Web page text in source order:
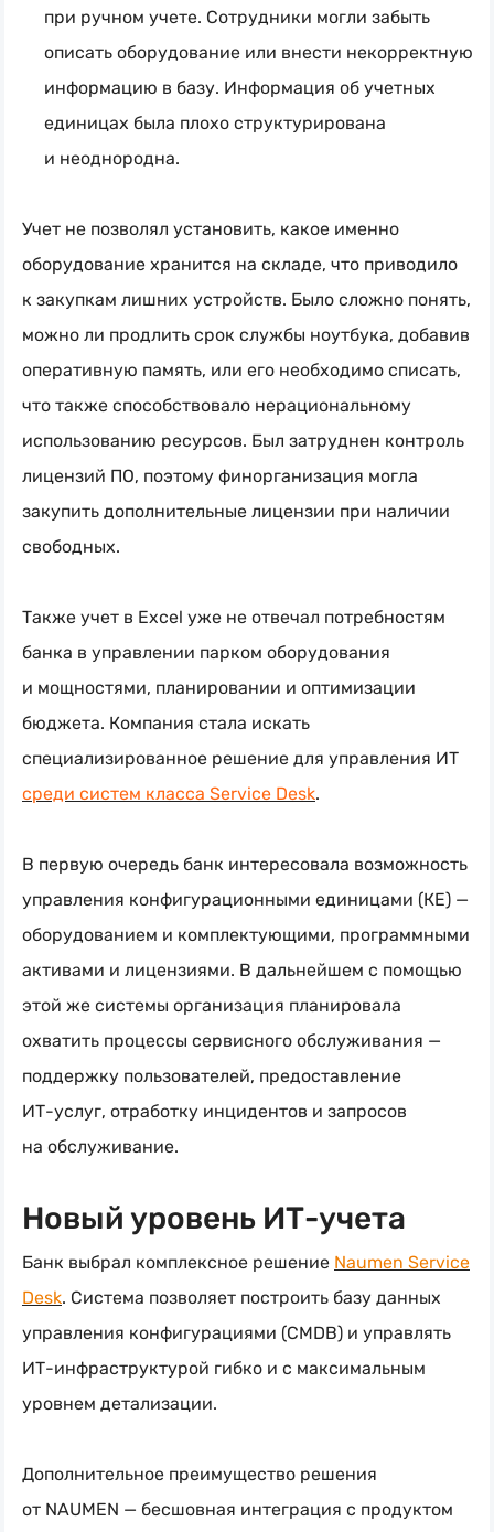
при ручном учете. Сотрудники могли забыть
описать оборудование или внести некорректную
информацию в базу. Информация об учетных
единицах была плохо структурирована
и неоднородна.
Учет не позволял установить, какое именно
оборудование хранится на складе, что приводило
к закупкам лишних устройств. Было сложно понять,
можно ли продлить срок службы ноутбука, добавив
оперативную память, или его необходимо списать,
что также способствовало нерациональному
использованию ресурсов. Был затруднен контроль
лицензий ПО, поэтому финорганизация могла
закупить дополнительные лицензии при наличии
свободных.
Также учет в Excel уже не отвечал потребностям
банка в управлении парком оборудования
и мощностями, планировании и оптимизации
бюджета. Компания стала искать
специализированное решение для управления ИТ
среди систем класса Service Desk.
В первую очередь банк интересовала возможность
управления конфигурационными единицами (КЕ) —
оборудованием и комплектующими, программными
активами и лицензиями. В дальнейшем с помощью
этой же системы организация планировала
охватить процессы сервисного обслуживания —
поддержку пользователей, предоставление
ИТ-услуг, отработку инцидентов и запросов
на обслуживание.
Новый уровень ИТ-учета
Банк выбрал комплексное решение Naumen Service
Desk. Система позволяет построить базу данных
управления конфигурациями (CMDB) и управлять
ИТ-инфраструктурой гибко и с максимальным
уровнем детализации.
Дополнительное преимущество решения
от NAUMEN — бесшовная интеграция с продуктом